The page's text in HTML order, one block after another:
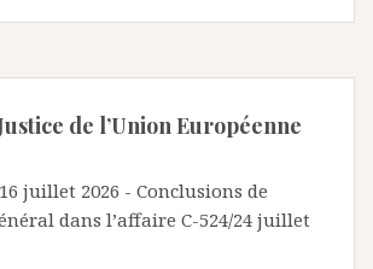
de l’Union Européenne
16 juillet 2026 - Conclusions de
dans l’affaire C-524/24 juillet